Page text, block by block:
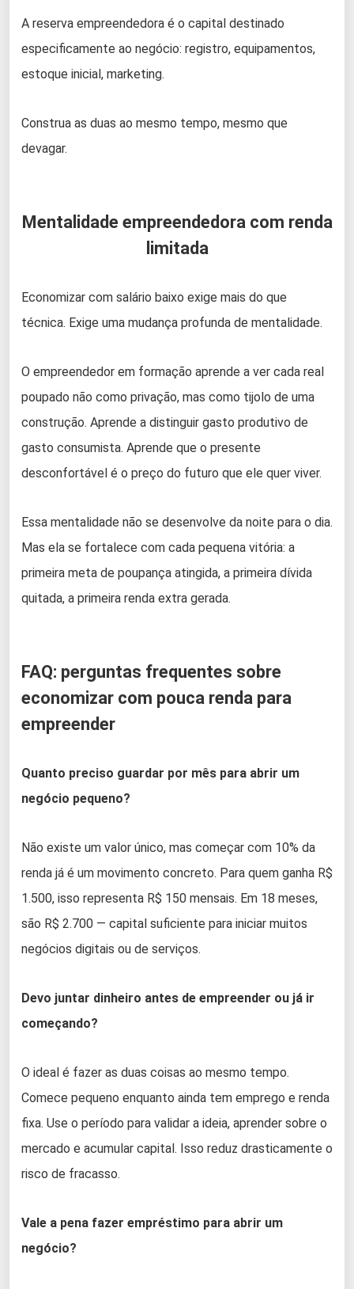
A reserva empreendedora é o capital destinado
especificamente ao negócio: registro, equipamentos,
estoque inicial, marketing.
Construa as duas ao mesmo tempo, mesmo que
devagar.
Mentalidade empreendedora com renda
limitada
Economizar com salário baixo exige mais do que
técnica. Exige uma mudança profunda de mentalidade.
O empreendedor em formação aprende a ver cada real
poupado não como privação, mas como tijolo de uma
construção. Aprende a distinguir gasto produtivo de
gasto consumista. Aprende que o presente
desconfortável é o preço do futuro que ele quer viver.
Essa mentalidade não se desenvolve da noite para o dia.
Mas ela se fortalece com cada pequena vitória: a
primeira meta de poupança atingida, a primeira dívida
quitada, a primeira renda extra gerada.
FAQ: perguntas frequentes sobre
economizar com pouca renda para
empreender
Quanto preciso guardar por mês para abrir um
negócio pequeno?
Não existe um valor único, mas começar com 10% da
renda já é um movimento concreto. Para quem ganha R$
1.500, isso representa R$ 150 mensais. Em 18 meses,
são R$ 2.700 — capital suficiente para iniciar muitos
negócios digitais ou de serviços.
Devo juntar dinheiro antes de empreender ou já ir
começando?
O ideal é fazer as duas coisas ao mesmo tempo.
Comece pequeno enquanto ainda tem emprego e renda
fixa. Use o período para validar a ideia, aprender sobre o
mercado e acumular capital. Isso reduz drasticamente o
risco de fracasso.
Vale a pena fazer empréstimo para abrir um
negócio?